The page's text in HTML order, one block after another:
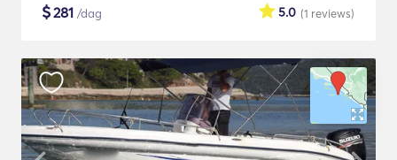
$281 /dag (1 reviews)
5.0